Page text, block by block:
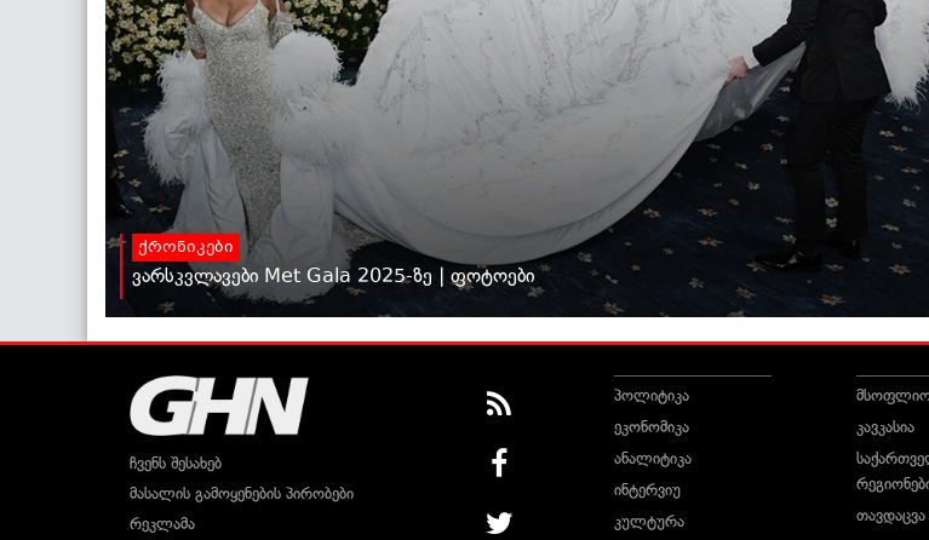
ქრონიკები
ვარსკვლავები Met Gala 2025-ზე | ფოტოები
ჩვენს შესახებ
მასალის გამოყენების პირობები
რეკლამა
პოლიტიკა
ეკონომიკა
ანალიტიკა
ინტერვიუ
კულტურა
კავკასია
თავდაცვა